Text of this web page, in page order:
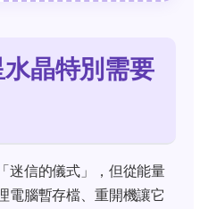
晶特別需要
迷信的儀式」，但從能量
電腦暫存檔、重開機讓它